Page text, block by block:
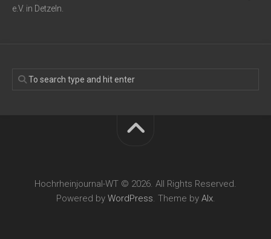
e.V. in Detzeln.
Hochrheinjournal-WT © 2026. All Rights Reserved.
Powered by WordPress . Theme by Alx.